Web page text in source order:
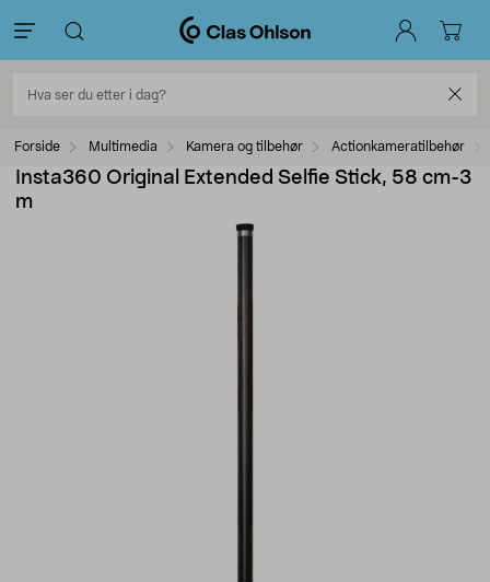
Forside Multimedia Kamera og tilbehør Actionkameratilbehør
Insta360 Original Extended Selfie Stick, 58 cm-3
m